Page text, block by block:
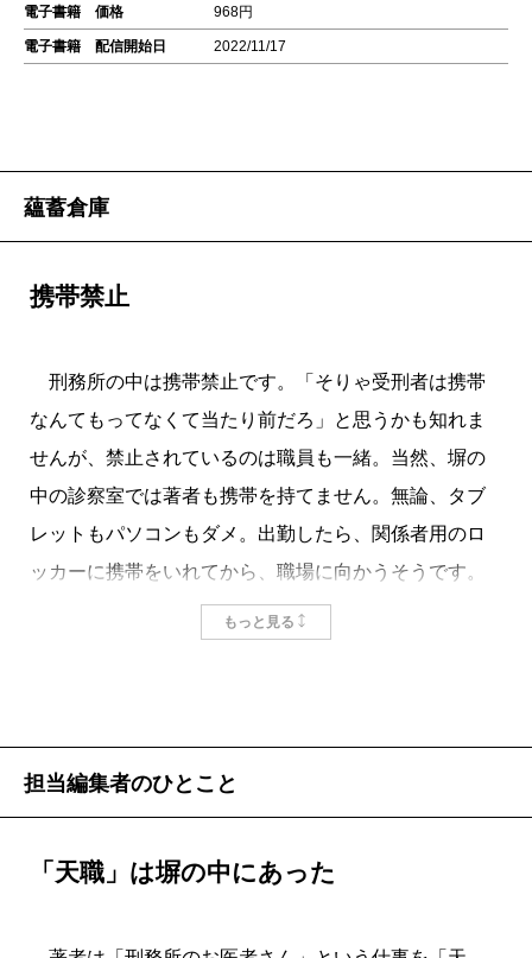
電子書籍 価格 968円
電子書籍 配信開始日 2022/11/17
蘊蓄倉庫
携帯禁止
刑務所の中は携帯禁止です。「そりゃ受刑者は携帯
なんてもってなくて当たり前だろ」と思うかも知れま
せんが、禁止されているのは職員も一緒。当然、塀の
中の診察室では著者も携帯を持てません。無論、タブ
レットもパソコンもダメ。出勤したら、関係者用のロ
ッカーに携帯をいれてから、職場に向かうそうです。
携帯禁止は面会する家族や接見する弁護士も同様で
もっと見る
担当編集者のひとこと
「天職」は塀の中にあった